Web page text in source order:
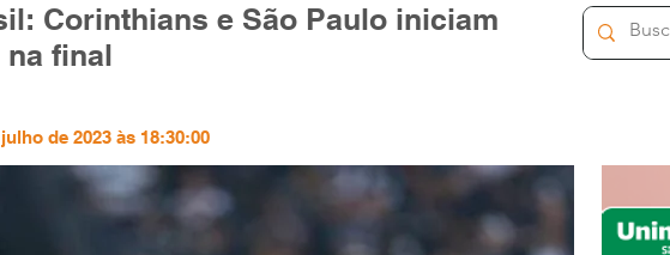
Corinthians e São Paulo iniciam
na final
de 2023 às 18:30:00